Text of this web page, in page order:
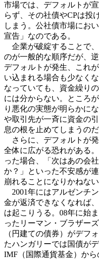
市場では、デフォルトが
らず、その社債やCPは投
しまう。公社債市場にお
宣告」なのである。
企業が破綻することで
のが一般的な順序だが、
デフォルトが発生、これ
い込まれる場合も少なく
なっていても、資金繰り
には分からない。ところ
り悪化の実態が明らかに
や取引先が一斉に資金の
息の根を止めてしまうのだ
さらに、デフォルトが
全体に広がる恐れがある
った場合、「次はあの会
か？」といった不安感が
崩れることになりかねない
2001年にはアルゼンチ
金が返済できなくなれば
は起こりうる。08年に始
ったリーマン・ブラザー
（円建ての債券）がデフ
たハンガリーでは国債が
IMF（国際通貨基金）か